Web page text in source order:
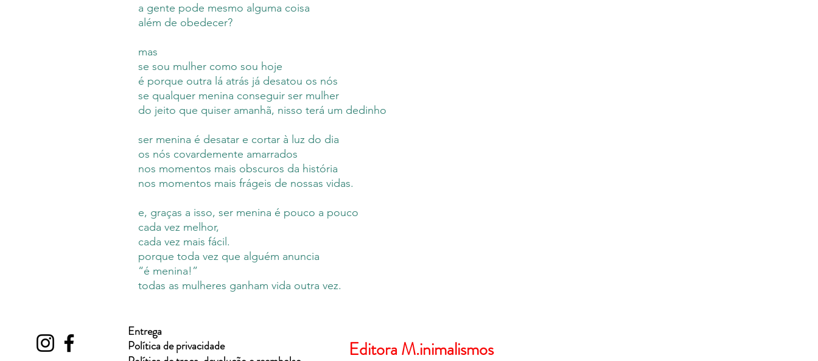
a gente pode mesmo alguma coisa
além de obedecer?
mas
se sou mulher como sou hoje
é porque outra lá atrás já desatou os nós
se qualquer menina conseguir ser mulher
do jeito que quiser amanhã, nisso terá um dedinho
ser menina é desatar e cortar à luz do dia
os nós covardemente amarrados
nos momentos mais obscuros da história
nos momentos mais frágeis de nossas vidas.
e, graças a isso, ser menina é pouco a pouco
cada vez melhor,
cada vez mais fácil.
porque toda vez que alguém anuncia
“é menina!”
todas as mulheres ganham vida outra vez.
Entrega
Política de privacidade
Editora M.inimalismos